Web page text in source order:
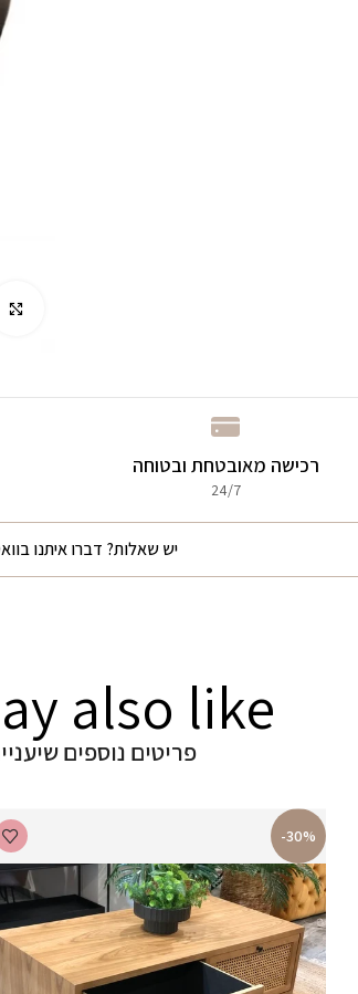
רכישה מאובטחת ובטוחה
24/7
יש שאלות? דברו איתנו
also like
פריטים נוספים
-30%